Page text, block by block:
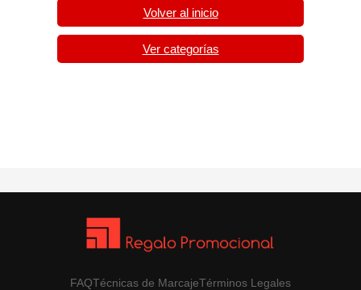
Volver al inicio
Ver categorías
FAQTécnicas de MarcajeTérminos Legales